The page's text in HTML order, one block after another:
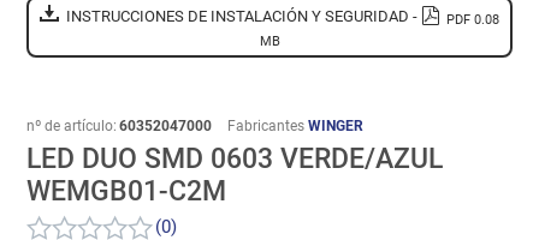
INSTRUCCIONES DE INSTALACIÓN Y SEGURIDAD -
PDF 0.08
MB
nº de artículo: 60352047000 Fabricantes WINGER
LED DUO SMD 0603 VERDE/AZUL
WEMGB01-C2M
(0)